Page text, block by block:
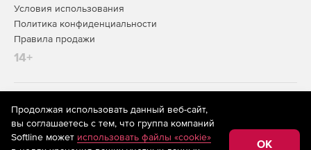
Условия использования
Политика конфиденциальности
Правила продажи
14+
На информационном ресурсе store.softline.ru применяются
рекомендательные технологии
(информационные технологии
предоставления информации на основе сбора,
систематизации и анализа сведений, относящихся к
Продолжая использовать данный веб-сайт,
вы соглашаетесь с тем, что группа компаний
Softline может использовать файлы «cookie»
OK